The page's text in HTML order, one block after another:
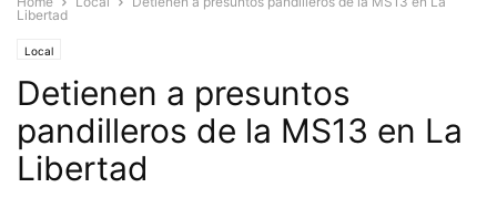
Libertad
Local
Detienen a presuntos
pandilleros de la MS13 en La
Libertad